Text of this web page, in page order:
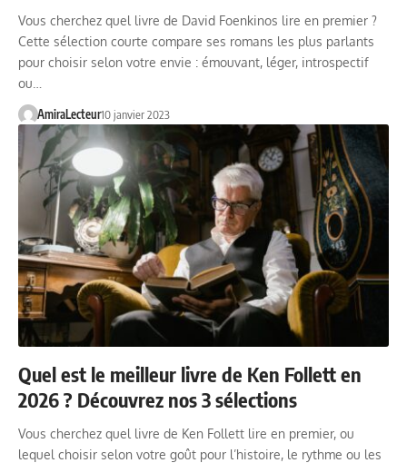
Vous cherchez quel livre de David Foenkinos lire en premier ?
Cette sélection courte compare ses romans les plus parlants
pour choisir selon votre envie : émouvant, léger, introspectif
ou…
AmiraLecteur10 janvier 2023
Quel est le meilleur livre de Ken Follett en
2026 ? Découvrez nos 3 sélections
Vous cherchez quel livre de Ken Follett lire en premier, ou
lequel choisir selon votre goût pour l’histoire, le rythme ou les